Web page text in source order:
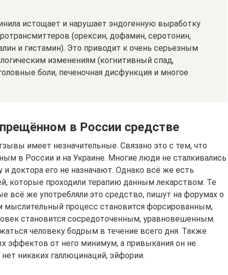
истощает и нарушает эндогенную выработку
(орексин, дофамин, серотонин,
и гистамин). Это приводит к очень серьезным
изменениям (когнитивный спад,
боли, печеночная дисфункция и многое
в России средстве
имеет незначительные. Связано это с тем, что
в России и на Украине. Многие люди не сталкивались
доктора его не назначают. Однако всё же есть
которые проходили терапию данным лекарством. Те
же употребляли это средство, пишут на форумах о
мыслительный процесс становится форсированным,
становится сосредоточенным, уравновешенным.
человеку бодрым в течение всего дня. Также
эффектов от него минимум, а привыкания он не
никаких галлюцинаций, эйфории.